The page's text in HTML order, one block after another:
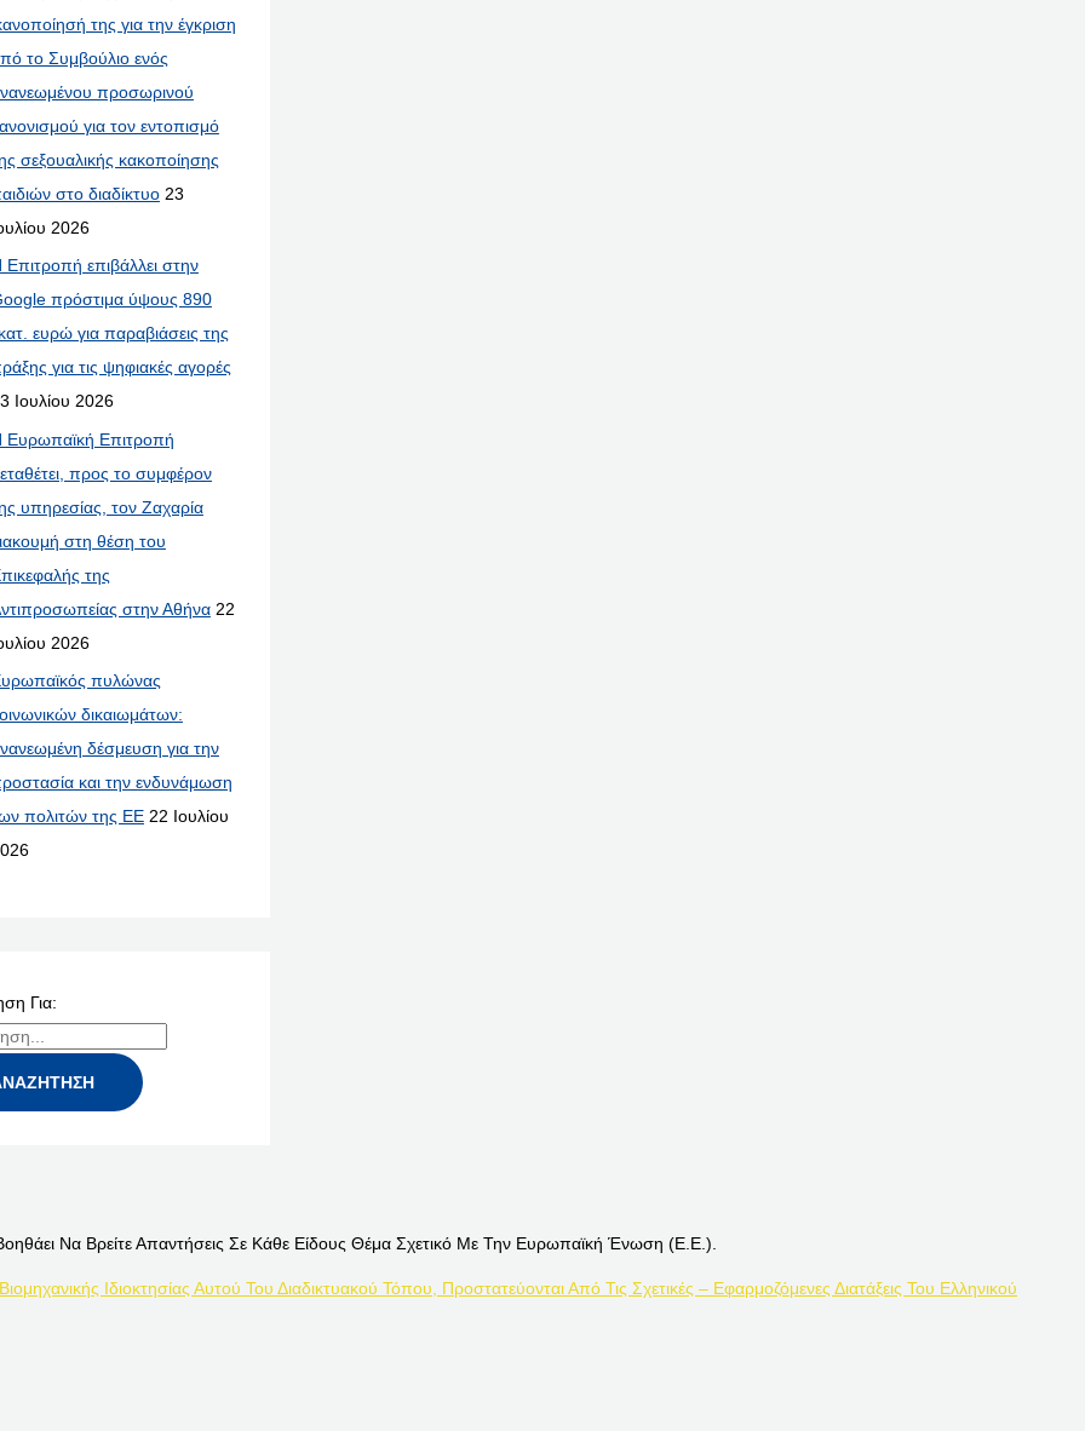
της για την έγκριση
το Συμβούλιο ενός
προσωρινού
για τον εντοπισμό
σεξουαλικής κακοποίησης
στο διαδίκτυο 23
2026
Επιτροπή επιβάλλει στην
πρόστιμα ύψους 890
ευρώ για παραβιάσεις της
για τις ψηφιακές αγορές
Ιουλίου 2026
Ευρωπαϊκή Επιτροπή
προς το συμφέρον
υπηρεσίας, τον Ζαχαρία
στη θέση του
της
στην Αθήνα 22
2026
πυλώνας
δικαιωμάτων:
δέσμευση για την
και την ενδυνάμωση
πολιτών της ΕΕ 22 Ιουλίου
Για:
Να Βρείτε Απαντήσεις Σε Κάθε Είδους Θέμα Σχετικό Με Την Ευρωπαϊκή Ένωση (Ε.Ε.).
Ιδιοκτησίας Αυτού Του Διαδικτυακού Τόπου, Προστατεύονται Από Τις Σχετικές – Εφαρμοζόμενες Διατάξεις Του Ελληνικού